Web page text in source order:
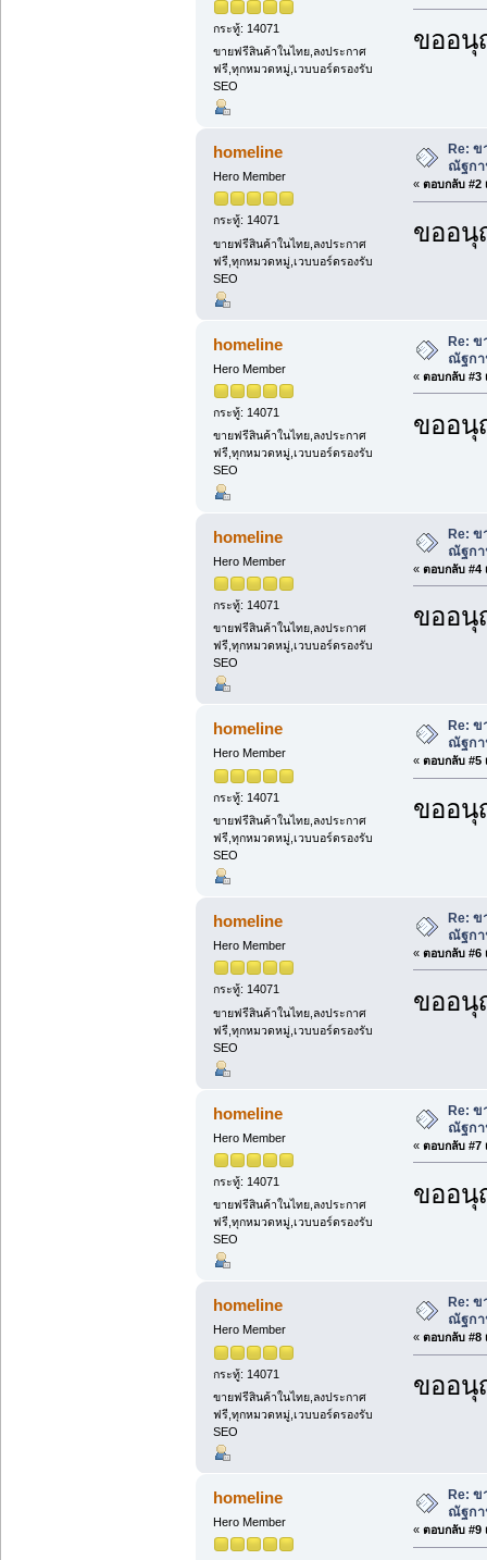
กระทู้: 14071
ขายฟรีสินค้าในไทย,ลงประกาศ
ฟรี,ทุกหมวดหมู่,เวบบอร์ดรองรับ
SEO
ขออนุ
homeline
Hero Member
กระทู้: 14071
ขายฟรีสินค้าในไทย,ลงประกาศ
ฟรี,ทุกหมวดหมู่,เวบบอร์ดรองรับ
SEO
Re:
ณัฐกา
« ตอบกลับ #2
ขออนุ
homeline
Hero Member
กระทู้: 14071
ขายฟรีสินค้าในไทย,ลงประกาศ
ฟรี,ทุกหมวดหมู่,เวบบอร์ดรองรับ
SEO
Re: ข
ณัฐกา
« ตอบกลับ #3
ขออนุ
homeline
Hero Member
กระทู้: 14071
ขายฟรีสินค้าในไทย,ลงประกาศ
ฟรี,ทุกหมวดหมู่,เวบบอร์ดรองรับ
SEO
Re: ข
ณัฐกา
« ตอบกลับ #4
ขออนุ
homeline
Hero Member
กระทู้: 14071
ขายฟรีสินค้าในไทย,ลงประกาศ
ฟรี,ทุกหมวดหมู่,เวบบอร์ดรองรับ
SEO
Re:
ณัฐกา
« ตอบกลับ #5
ขออนุ
homeline
Hero Member
กระทู้: 14071
ขายฟรีสินค้าในไทย,ลงประกาศ
ฟรี,ทุกหมวดหมู่,เวบบอร์ดรองรับ
SEO
Re:
ณัฐกา
« ตอบกลับ #6
ขออนุ
homeline
Hero Member
กระทู้: 14071
ขายฟรีสินค้าในไทย,ลงประกาศ
ฟรี,ทุกหมวดหมู่,เวบบอร์ดรองรับ
SEO
Re: ข
ณัฐกา
« ตอบกลับ #7
ขออนุ
homeline
Hero Member
กระทู้: 14071
ขายฟรีสินค้าในไทย,ลงประกาศ
ฟรี,ทุกหมวดหมู่,เวบบอร์ดรองรับ
SEO
Re:
ณัฐกา
« ตอบกลับ #8
ขออนุ
homeline
Hero Member
Re:
ณัฐกา
« ตอบกลับ #9